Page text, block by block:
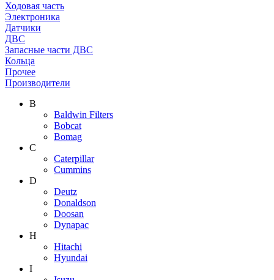
Ходовая часть
Электроника
Датчики
ДВС
Запасные части ДВС
Кольца
Прочее
Производители
B
Baldwin Filters
Bobcat
Bomag
C
Caterpillar
Cummins
D
Deutz
Donaldson
Doosan
Dynapac
H
Hitachi
Hyundai
I